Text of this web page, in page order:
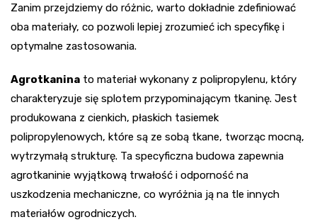
Zanim przejdziemy do różnic, warto dokładnie zdefiniować
oba materiały, co pozwoli lepiej zrozumieć ich specyfikę i
optymalne zastosowania.
Agrotkanina to materiał wykonany z polipropylenu, który
charakteryzuje się splotem przypominającym tkaninę. Jest
produkowana z cienkich, płaskich tasiemek
polipropylenowych, które są ze sobą tkane, tworząc mocną,
wytrzymałą strukturę. Ta specyficzna budowa zapewnia
agrotkaninie wyjątkową trwałość i odporność na
uszkodzenia mechaniczne, co wyróżnia ją na tle innych
materiałów ogrodniczych.